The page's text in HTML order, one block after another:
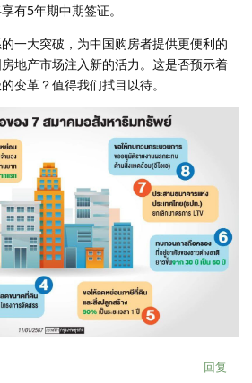
有5年期中期签证。
一大突破，为中国购房者提供更便利的
地产市场注入新的活力。这是否预示着
变革？值得我们拭目以待。
回复